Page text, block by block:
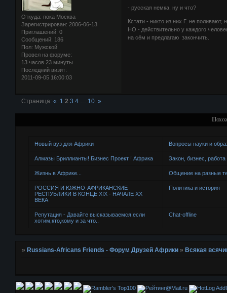
Откуда: пока Москва
Зарегистрирован: 2006-06-13
Приглашений: 0
Сообщений: 186
Пол: Мужской
Провел на форуме:
13 часов 23 минуты
Последний визит:
2011-09-05 16:00:03
- русская немка, ну и что?
Кстати - никто из них Г. не поливают,
НО - действительно у каждого
на сём и предлагаю закончить.
Страница:« 1 2 3 4 … 10 »
Новый вуз для Африки Вопросы науки и
Алмазы Бриллианты! Бизнес Проект ! Африка Закон, бизнес,
Жизнь в Африке... Общение на разные
РОССИЯ И ЮЖНО-АФРИКАНСКИЕ
РЕСПУБЛИКИ В КОНЦЕ XIX - НАЧАЛЕ XX
ВЕКА
Политика и история
Репутация - Давайте высказываемся,если
хотим,кто,кому и за что..
Chat-offline
»Russians-Africans Friends - Форум Друзей Африки »Всякая